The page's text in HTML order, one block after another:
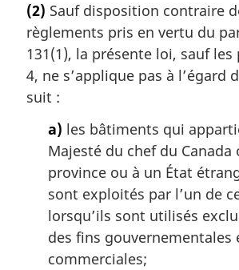
t
e
m
a
g
(2) Sauf disposition contraire
règlements pris en vertu du
131(1), la présente loi, sauf les
4, ne s’applique pas à l’égard
suit :
a) les bâtiments qui
Majesté du chef du Canada
province ou à un État
sont exploités par l’un de
lorsqu’ils sont utilisés
des fins gouvernementales
commerciales;